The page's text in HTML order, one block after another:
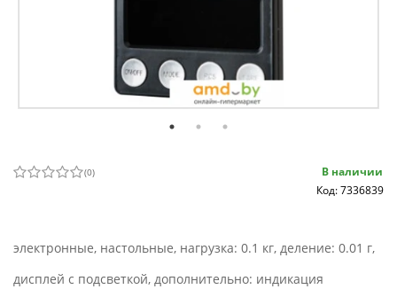
(0)
В наличии
Код: 7336839
электронные, настольные, нагрузка: 0.1 кг, деление: 0.01 г,
дисплей с подсветкой, дополнительно: индикация